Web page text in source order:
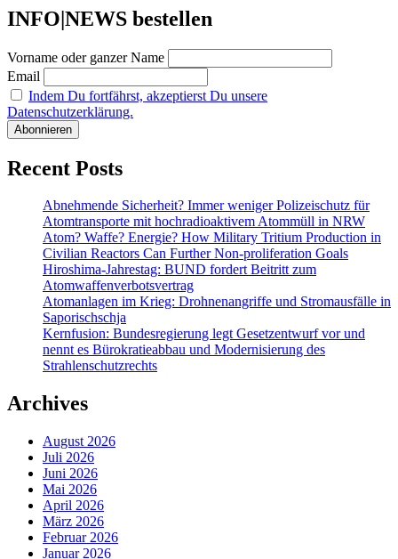
INFO|NEWS bestellen
Vorname oder ganzer Name
Email
Indem Du fortfährst, akzeptierst Du unsere
Datenschutzerklärung.
Recent Posts
Abnehmende Sicherheit? Immer weniger Polizeischutz für
Atomtransporte mit hochradioaktivem Atommüll in NRW
Atom? Waffe? Energie? How Military Tritium Production in
Civilian Reactors Can Further Non-proliferation Goals
Hiroshima-Jahrestag: BUND fordert Beitritt zum
Atomwaffenverbotsvertrag
Atomanlagen im Krieg: Drohnenangriffe und Stromausfälle in
Saporischschja
Kernfusion: Bundesregierung legt Gesetzentwurf vor und
nennt es Bürokratieabbau und Modernisierung des
Strahlenschutzrechts
Archives
August 2026
Juli 2026
Juni 2026
Mai 2026
April 2026
März 2026
Februar 2026
Januar 2026